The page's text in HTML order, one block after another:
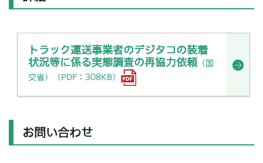
トラック運送事業者のデジタコの装着
状況等に係る実態調査の再協力依頼 （国
交省）（PDF：308KB）
お問い合わせ